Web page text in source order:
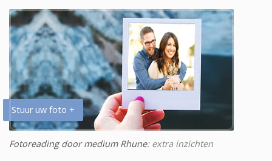
Stuur uw foto +
Fotoreading door medium Rhune: extra inzichten